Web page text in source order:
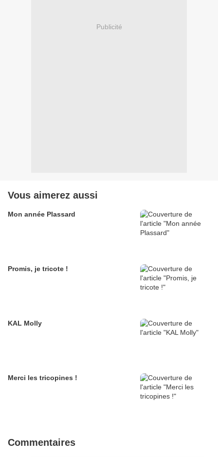
Publicité
Vous aimerez aussi
Mon année Plassard
Promis, je tricote !
KAL Molly
Merci les tricopines !
Commentaires